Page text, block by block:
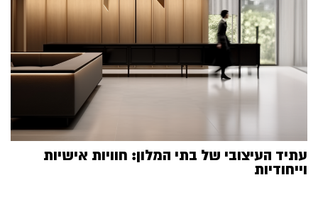
עתיד העיצובי של בתי המלון: חוויות אישיות
וייחודיות